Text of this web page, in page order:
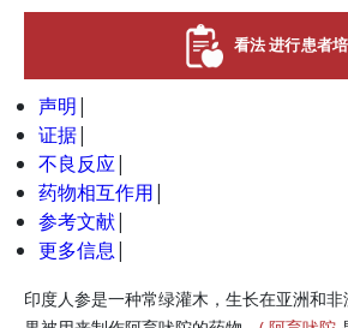
看法 进行患者
声明|
证据|
不良反应|
药物相互作用|
参考文献|
更多信息|
印度人参是一种常绿灌木，生长在亚洲和